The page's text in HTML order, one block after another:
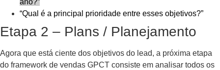
“Qual é a principal prioridade entre esses objetivos?”
Etapa 2 – Plans / Planejamento
Agora que está ciente dos objetivos do lead, a próxima etapa
do framework de vendas GPCT consiste em analisar todos os